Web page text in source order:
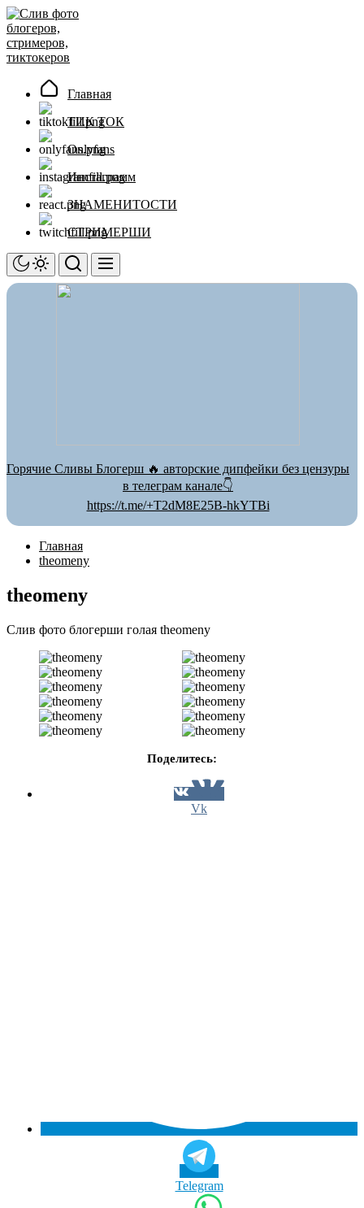
Перейти
к
содержимому
Главная
ТИК ТОК
Onlyfans
Инстаграмм
ЗНАМЕНИТОСТИ
СТРИМЕРШИ
Горячие Сливы Блогерш 🔥 авторские дипфейки без цензуры
в телеграм канале👇
https://t.me/+T2dM8E25B-hkYTBi
Главная
theomeny
theomeny
Слив фото блогерши голая theomeny
Поделитесь:
Vk
Telegram